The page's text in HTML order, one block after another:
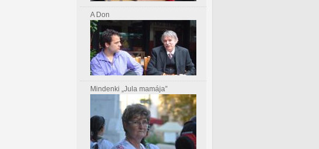
A Don
Mindenki „Jula mamája”